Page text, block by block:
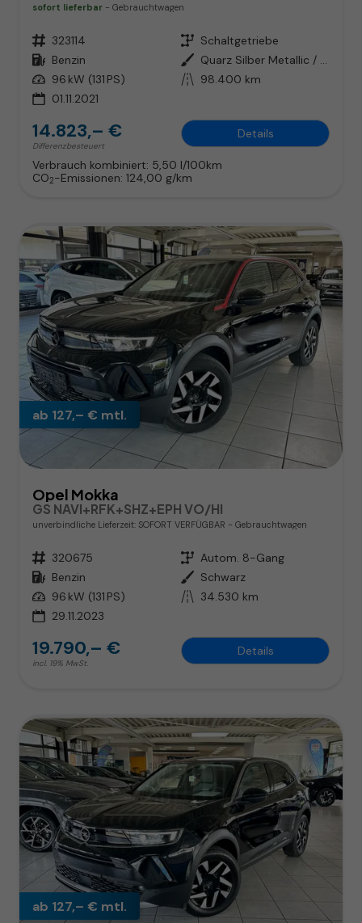
sofort lieferbar Gebrauchtwagen
Fahrzeugnr. 323114 Getriebe Schaltgetriebe
Kraftstoff Benzin Außenfarbe
Quarz Silber Metallic / Dach: Sc
Leistung 96 kW (131 PS) Kilometerstand 98.400 km
01.11.2021
14.823,– €
Differenzbesteuert
Details
Verbrauch kombiniert: 5,50 l/100km
CO2-Emissionen: 124,00 g/km
ab 127,– € mtl.
Opel Mokka
GS NAVI+RFK+SHZ+EPH VO/HI
unverbindliche Lieferzeit: SOFORT VERFÜGBAR Gebrauchtwagen
Fahrzeugnr. 320675 Getriebe Autom. 8-Gang
Kraftstoff Benzin Außenfarbe Schwarz
Leistung 96 kW (131 PS) Kilometerstand 34.530 km
29.11.2023
19.790,– €
incl. 19% MwSt.
Details
ab 127,– € mtl.